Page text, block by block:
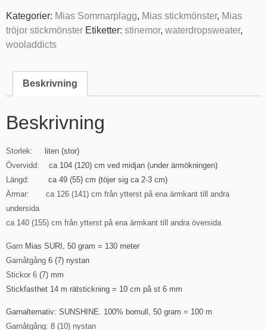
Kategorier: Mias Sommarplagg, Mias stickmönster, Mias
tröjor stickmönster Etiketter: stinemor, waterdropsweater,
wooladdicts
Beskrivning
Beskrivning
Storlek:
liten (stor)
Övervidd:
ca 104 (120) cm ved midjan (under ärmökningen)
Längd:
ca 49 (55) cm (töjer sig ca 2-3 cm)
Ärmar:
ca 126 (141) cm från ytterst på ena ärmkant till andra
undersida
ca 140 (155) cm från ytterst på ena ärmkant till andra översida
Garn Mias SURI, 50 gram = 130 meter
Garnåtgång 6 (7) nystan
Stickor 6 (7) mm
Stickfasthet 14 m rätstickning = 10 cm på st 6 mm
Garnalternativ: SUNSHINE. 100% bomull, 50 gram = 100 m
Garnåtgång: 8 (10) nystan